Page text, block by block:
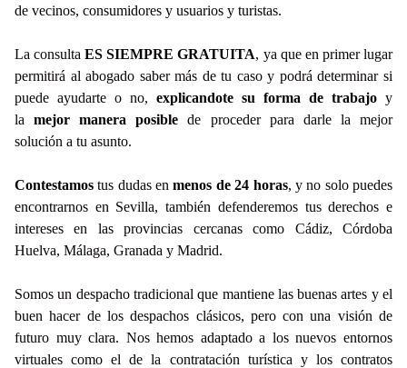
de vecinos, consumidores y usuarios y turistas.
La consultaES SIEMPREGRATUITA, ya que en primer lugar
permitirá al abogado saber más de tu caso y podrá determinar si
puede ayudarte o no, explicandote su forma de trabajo y
lamejor manera posible de proceder para darle la mejor
solución a tu asunto.
Contestamos tus dudas enmenos de 24 horas, y no solo puedes
encontrarnos en Sevilla, también defenderemos tus derechos e
intereses en las provincias cercanas como Cádiz, Córdoba
Huelva, Málaga, Granada y Madrid.
Somos un despacho tradicional que mantiene las buenas artes y el
buen hacer de los despachos clásicos, pero con una visión de
futuro muy clara. Nos hemos adaptado a los nuevos entornos
virtuales como el de la contratación turística y los contratos